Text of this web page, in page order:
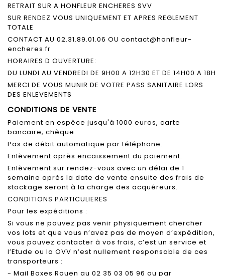
RETRAIT SUR A HONFLEUR ENCHERES SVV
SUR RENDEZ VOUS UNIQUEMENT ET APRES REGLEMENT
TOTALE
CONTACT AU 02.31.89.01.06 OU contact@honfleur-
encheres.fr
HORAIRES D OUVERTURE:
DU LUNDI AU VENDREDI DE 9H00 A 12H30 ET DE 14H00 A 18H
MERCI DE VOUS MUNIR DE VOTRE PASS SANITAIRE LORS
DES ENLEVEMENTS
CONDITIONS DE VENTE
Paiement en espèce jusqu'à 1000 euros, carte
bancaire, chèque.
Pas de débit automatique par téléphone.
Enlèvement après encaissement du paiement.
Enlèvement sur rendez-vous avec un délai de 1
semaine après la date de vente ensuite des frais de
stockage seront à la charge des acquéreurs.
CONDITIONS PARTICULIERES
Pour les expéditions :
Si vous ne pouvez pas venir physiquement chercher
vos lots et que vous n’avez pas de moyen d’expédition,
vous pouvez contacter à vos frais, c’est un service et
l’Etude ou la OVV n’est nullement responsable de ces
transporteurs :
- Mail Boxes Rouen au 02 35 03 05 96 ou par